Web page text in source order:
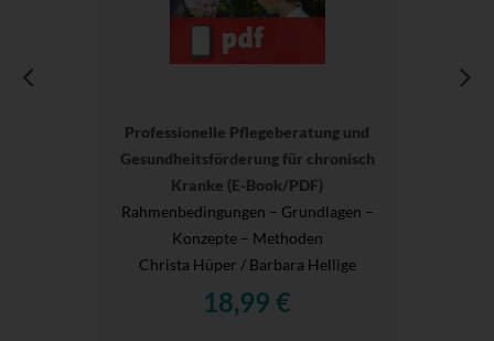
Professionelle Pflegeberatung und
Gesundheitsförderung für chronisch
Kranke (E-Book/PDF)
Rahmenbedingungen – Grundlagen –
Konzepte – Methoden
Christa Hüper / Barbara Hellige
18,99 €